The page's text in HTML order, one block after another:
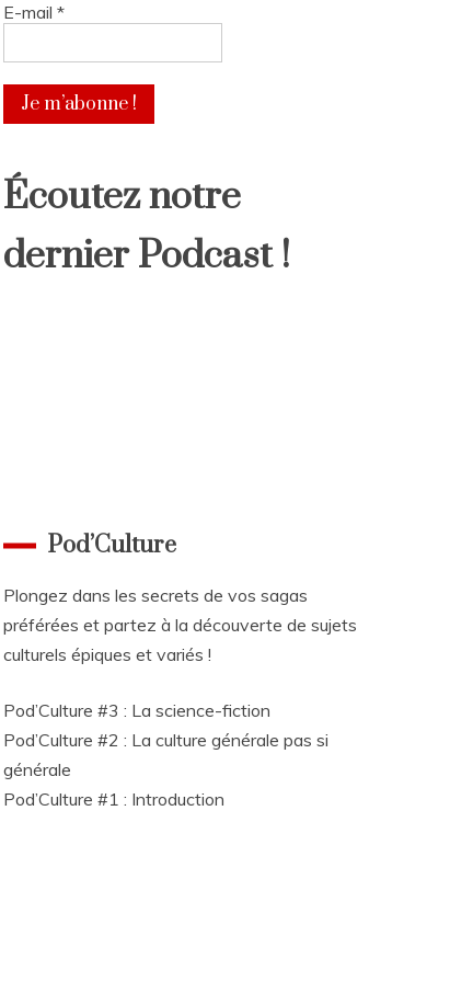
E-mail *
Écoutez notre
dernier Podcast !
Pod’Culture
Plongez dans les secrets de vos sagas
préférées et partez à la découverte de sujets
culturels épiques et variés !
Pod’Culture #3 : La science-fiction
Pod’Culture #2 : La culture générale pas si
générale
Pod’Culture #1 : Introduction